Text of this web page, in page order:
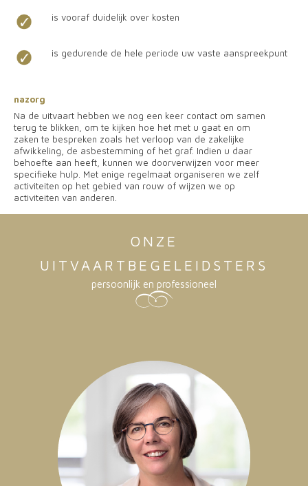
is vooraf duidelijk over kosten
is gedurende de hele periode uw vaste aanspreekpunt
nazorg
Na de uitvaart hebben we nog een keer contact om samen
terug te blikken, om te kijken hoe het met u gaat en om
zaken te bespreken zoals het verloop van de zakelijke
afwikkeling, de asbestemming of het graf. Indien u daar
behoefte aan heeft, kunnen we doorverwijzen voor meer
specifieke hulp. Met enige regelmaat organiseren we zelf
activiteiten op het gebied van rouw of wijzen we op
activiteiten van anderen.
ONZE
UITVAARTBEGELEIDSTERS
persoonlijk en professioneel